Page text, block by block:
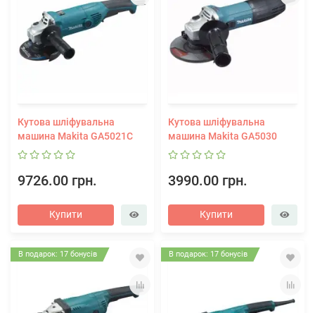
Кутова шліфувальна
машина Makita GA5021С
9726.00 грн.
Купити
Кутова шліфувальна
машина Makita GA5030
3990.00 грн.
Купити
В подарок: 17 бонусів В подарок: 17 бонусів